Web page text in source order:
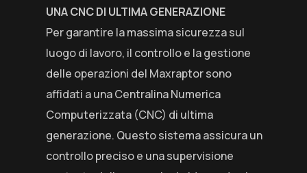
UNA CNC DI ULTIMA GENERAZIONE
Per garantire la massima sicurezza sul
luogo di lavoro, il controllo e la gestione
delle operazioni del Maxraptor sono
affidati a una Centralina Numerica
Computerizzata (CNC) di ultima
generazione. Questo sistema assicura un
controllo preciso e una supervisione